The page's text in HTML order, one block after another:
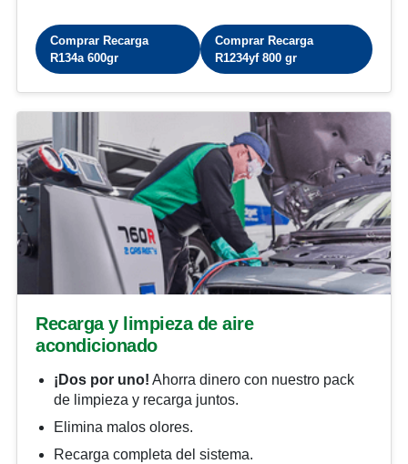
Comprar Recarga
R134a 600gr
Comprar Recarga
R1234yf 800 gr
Recarga y limpieza de aire
acondicionado
¡Dos por uno! Ahorra dinero con nuestro pack
de limpieza y recarga juntos.
Elimina malos olores.
Recarga completa del sistema.